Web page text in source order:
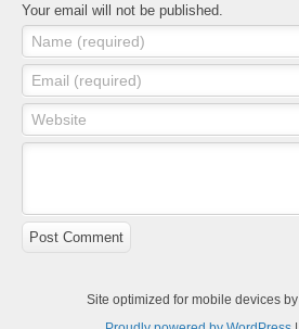
Your email will not be published.
Name (required)
Email (required)
Website
Post Comment
Site optimized for mobile devices by